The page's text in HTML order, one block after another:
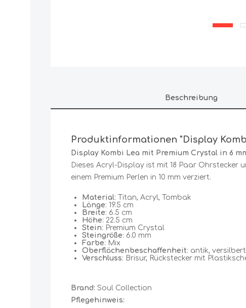
Beschreibung
Produktinformationen "Display
Display Kombi Lea mit Premium Crystal in 6
Dieses Acryl-Display ist mit 18 Paar
einem Premium Perlen in 10 mm verziert.
Material: Titan, Acryl, Tombak
Länge: 19.5 cm
Breite: 6.5 cm
Höhe: 22.5 cm
Stein: Premium Crystal
Steingröße: 6.0 mm
Farbe: Mix
Oberflächenbeschaffenheit: antik, versilbert
Verschluss: Brisur, Rückstecker mit
Brand: Soul Collection
Pflegehinweis: